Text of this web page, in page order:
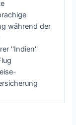
während der
''Indien''